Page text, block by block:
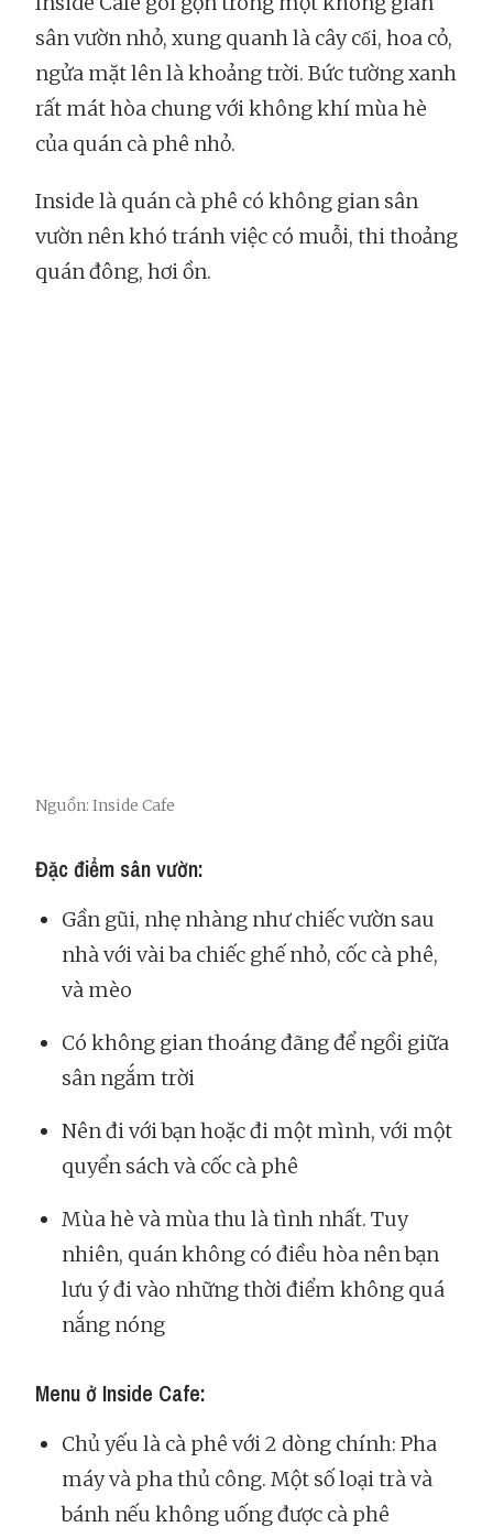
sân vườn nhỏ, xung quanh là cây cối, hoa cỏ,
ngửa mặt lên là khoảng trời. Bức tường xanh
rất mát hòa chung với không khí mùa hè
của quán cà phê nhỏ.
Inside là quán cà phê có không gian sân
vườn nên khó tránh việc có muỗi, thi thoảng
quán đông, hơi ồn.
Nguồn: Inside Cafe
Đặc điểm sân vườn:
Gần gũi, nhẹ nhàng như chiếc vườn sau
nhà với vài ba chiếc ghế nhỏ, cốc cà phê,
và mèo
Có không gian thoáng đãng để ngồi giữa
sân ngắm trời
Nên đi với bạn hoặc đi một mình, với một
quyển sách và cốc cà phê
Mùa hè và mùa thu là tình nhất. Tuy
nhiên, quán không có điều hòa nên bạn
lưu ý đi vào những thời điểm không quá
nắng nóng
Menu ở Inside Cafe:
Chủ yếu là cà phê với 2 dòng chính: Pha
máy và pha thủ công. Một số loại trà và
bánh nếu không uống được cà phê